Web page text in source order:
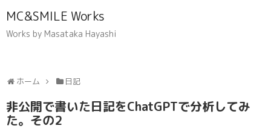
MC&SMILE Works
Works by Masataka Hayashi
ホーム 日記
非公開で書いた日記をChatGPTで分析してみ
た。その2